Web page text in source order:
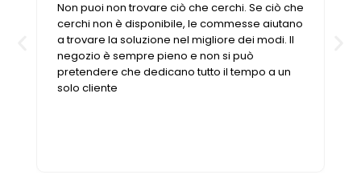
Non puoi non trovare ciò che cerchi. Se ciò che
cerchi non è disponibile, le commesse aiutano
a trovare la soluzione nel migliore dei modi. Il
negozio è sempre pieno e non si può
pretendere che dedicano tutto il tempo a un
solo cliente